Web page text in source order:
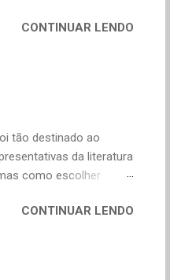
o que explica o
a Murakami. Alguns
os links para as
obras fascinantes em
CONTINUAR LENDO
tão destinado ao
da literatura
como escolher
De qualquer forma,
Não poderia faltar um
CONTINUAR LENDO